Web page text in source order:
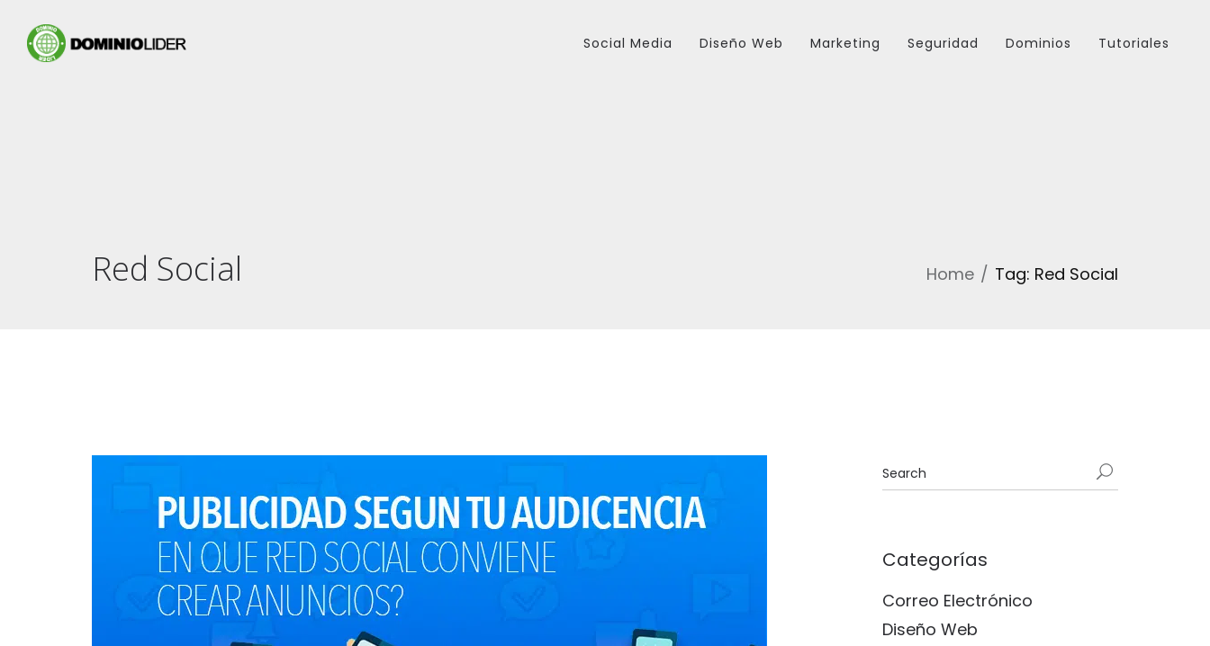
Social Media Diseño Web Marketing Seguridad Dominios Tutoriales
Red Social Home Tag: Red Social
Categorías
Correo Electrónico
Diseño Web